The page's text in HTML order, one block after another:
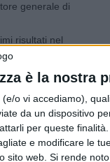
è la nostra
o vi accediamo),
da un dispositivo
per queste
e modificare le
sito web. Si rende
generale di
risultati nel
di
sulla CSR, in
lo storico
Group. Con
diversificato
della mobilità nel